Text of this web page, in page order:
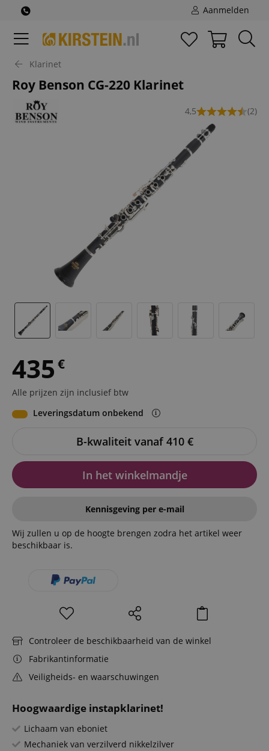
Aanmelden
Klarinet
Roy Benson CG-220 Klarinet
4,5 (2)
Hoogwaardige instapklarinet!
Lichaam van eboniet
Mechaniek van verzilverd nikkelzilver
435 €
Alle prijzen zijn inclusief btw
Leveringsdatum onbekend
B-kwaliteit vanaf 410 €
In het winkelmandje
Kennisgeving per e-mail
Wij zullen u op de hoogte brengen zodra het artikel weer
beschikbaar is.
Controleer de beschikbaarheid van de winkel
Fabrikantinformatie
Veiligheids- en waarschuwingen